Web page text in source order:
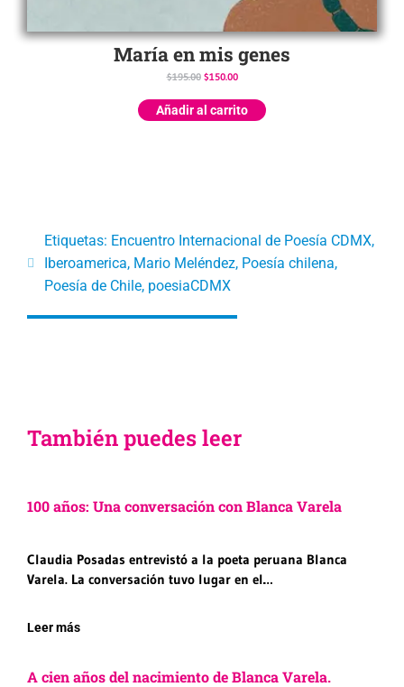
María en mis genes
$195.00 $150.00
Añadir al carrito
Etiquetas: Encuentro Internacional de Poesía CDMX,
Iberoamerica, Mario Meléndez, Poesía chilena,
Poesía de Chile, poesiaCDMX
También puedes leer
100 años: Una conversación con Blanca Varela
Claudia Posadas entrevistó a la poeta peruana Blanca
Varela. La conversación tuvo lugar en el…
Leer más
A cien años del nacimiento de Blanca Varela.